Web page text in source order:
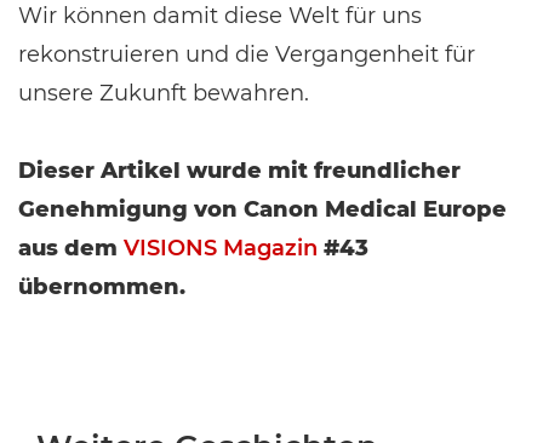
Wir können damit diese Welt für uns
rekonstruieren und die Vergangenheit für
unsere Zukunft bewahren.
Dieser Artikel wurde mit freundlicher
Genehmigung von Canon Medical Europe
aus dem VISIONS Magazin #43
übernommen.